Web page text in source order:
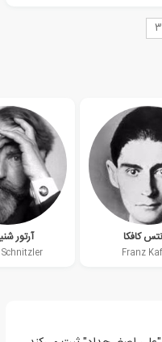
3
کافکا
Franz
آرتور